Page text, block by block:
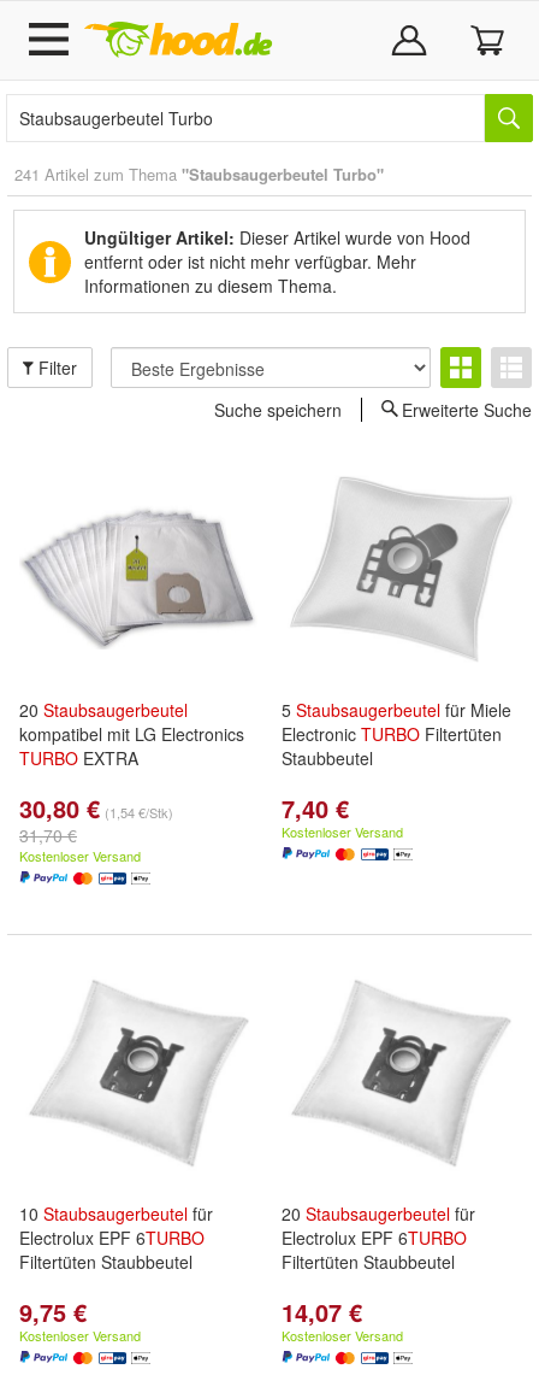
241 Artikel zum Thema "Staubsaugerbeutel Turbo"
Ungültiger Artikel: Dieser Artikel wurde von Hood
entfernt oder ist nicht mehr verfügbar. Mehr
Informationen zu diesem Thema.
Filter
Suche speichern
Erweiterte Suche
20 Staubsaugerbeutel
kompatibel mit LG Electronics
TURBO EXTRA
30,80 € (1,54 €/Stk)
31,70 €
Kostenloser Versand
5 Staubsaugerbeutel für Miele
Electronic TURBO Filtertüten
Staubbeutel
7,40 €
Kostenloser Versand
10 Staubsaugerbeutel für
Electrolux EPF 6TURBO
Filtertüten Staubbeutel
9,75 €
Kostenloser Versand
20 Staubsaugerbeutel für
Electrolux EPF 6TURBO
Filtertüten Staubbeutel
14,07 €
Kostenloser Versand